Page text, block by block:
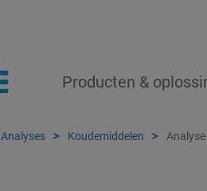
Producten &
Analyses Koudemiddelen